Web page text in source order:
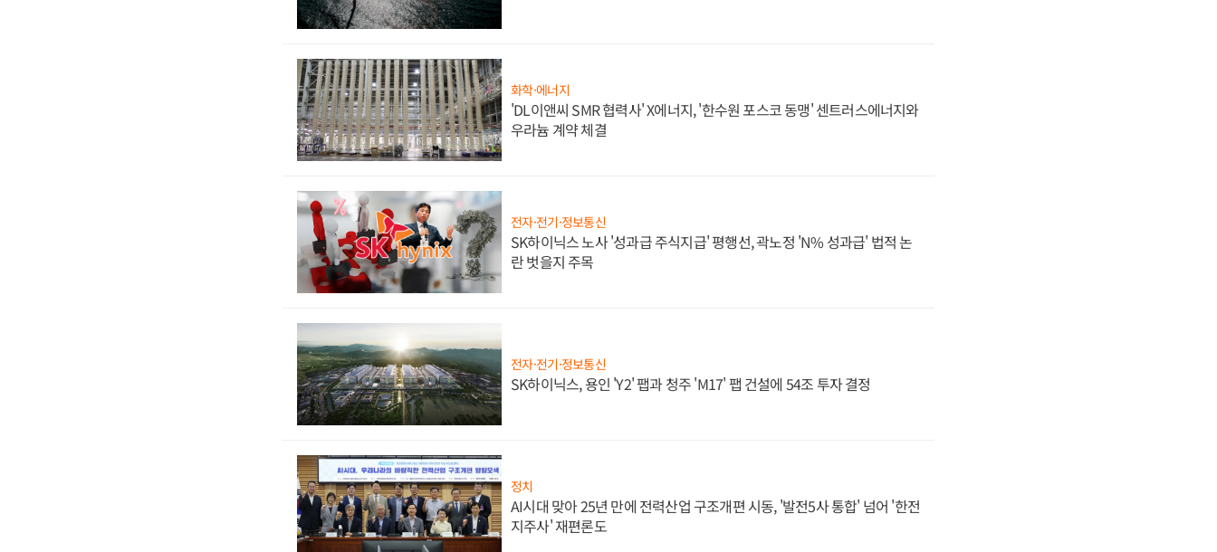
화학·에너지
'DL이앤씨 SMR 협력사' X에너지, '한수원 포스코 동맹' 센트러스에너지와
우라늄 계약 체결
전자·전기·정보통신
SK하이닉스 노사 '성과급 주식지급' 평행선, 곽노정 'N% 성과급' 법적 논
란 벗을지 주목
전자·전기·정보통신
SK하이닉스, 용인 'Y2' 팹과 청주 'M17' 팹 건설에 54조 투자 결정
정치
AI시대 맞아 25년 만에 전력산업 구조개편 시동, '발전5사 통합' 넘어 '한전
지주사' 재편론도